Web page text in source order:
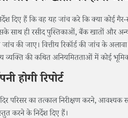
दिए हैं कि वह यह जांच करे कि क्या कोई
साथ ही रसीद पुस्तिकाओं, बैंक खातों और
की जाए। वित्तीय रिकॉर्ड की जांच के
व्यक्ति की कथित अनियमितताओं में कोई
होगी रिपोर्ट
परिसर का तत्काल निरीक्षण करने, आवश्यक
करने के निर्देश दिए हैं।